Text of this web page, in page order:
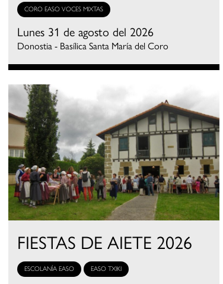
CORO EASO VOCES MIXTAS
Lunes 31 de agosto del 2026
Donostia - Basílica Santa María del Coro
FIESTAS DE AIETE 2026
ESCOLANÍA EASO EASO TXIKI